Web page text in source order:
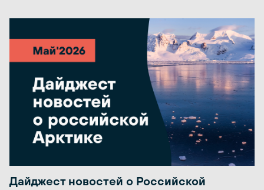
Дайджест новостей о Российской